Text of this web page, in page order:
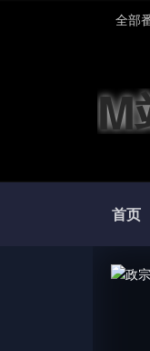
全部
M
首页